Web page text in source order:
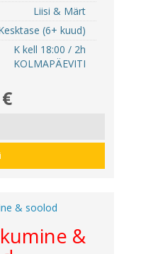
Liisi & Märt
(6+ kuud)
K kell 18:00 / 2h
KOLMAPÄEVITI
&